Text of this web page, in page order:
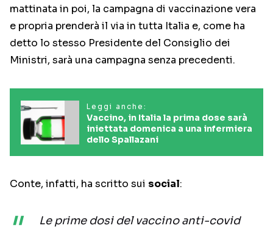
mattinata in poi, la campagna di vaccinazione vera
e propria prenderà il via in tutta Italia e, come ha
detto lo stesso Presidente del Consiglio dei
Ministri, sarà una campagna senza precedenti.
Leggi anche:
Vaccino, in Italia la prima dose sarà
iniettata domenica a una infermiera
dello Spallazani
Conte, infatti, ha scritto sui social:
Le prime dosi del vaccino anti-covid